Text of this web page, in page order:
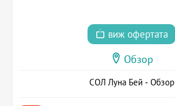
виж офертата
Обзор
СОЛ Луна Бей - Обзор